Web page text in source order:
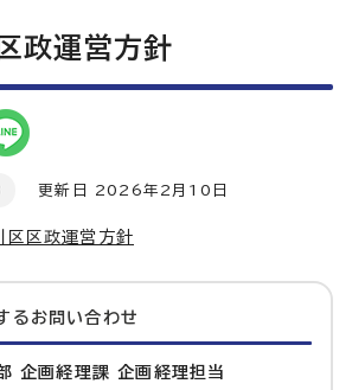
政運営方針
更新日 2026年2月10日
区政運営方針
る お問い合わせ
企画経理課 企画経理担当